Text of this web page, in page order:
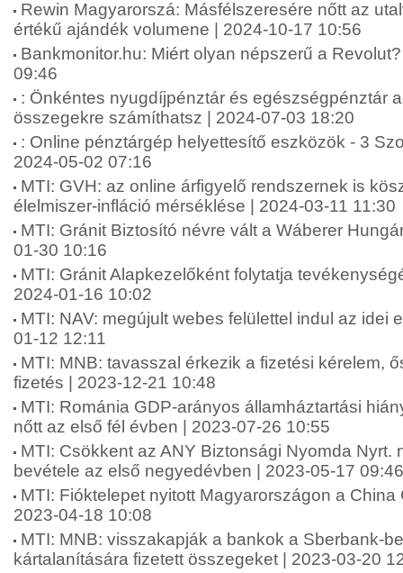
Rewin Magyarorszá: Másfélszeresére nőtt az
értékű ajándék volumene | 2024-10-17 10:56
Bankmonitor.hu: Miért olyan népszerű a
09:46
: Önkéntes nyugdíjpénztár és egészségpénztár
összegekre számíthatsz | 2024-07-03 18:20
: Online pénztárgép helyettesítő eszközök - 3
2024-05-02 07:16
MTI: GVH: az online árfigyelő rendszernek is
élelmiszer-infláció mérséklése | 2024-03-11 11:30
MTI: Gránit Biztosító névre vált a Wáberer
01-30 10:16
MTI: Gránit Alapkezelőként folytatja
2024-01-16 10:02
MTI: NAV: megújult webes felülettel indul az idei
01-12 12:11
MTI: MNB: tavasszal érkezik a fizetési kérelem,
fizetés | 2023-12-21 10:48
MTI: Románia GDP-arányos államháztartási
nőtt az első fél évben | 2023-07-26 10:55
MTI: Csökkent az ANY Biztonsági Nyomda Nyrt.
bevétele az első negyedévben | 2023-05-17 09:46
MTI: Fióktelepet nyitott Magyarországon a China
2023-04-18 10:08
MTI: MNB: visszakapják a bankok a Sberbank-
kártalanítására fizetett összegeket | 2023-03-20